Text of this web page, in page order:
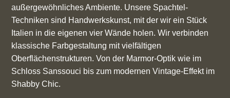
außergewöhnliches Ambiente. Unsere Spachtel-
Techniken sind Handwerkskunst, mit der wir ein Stück
Italien in die eigenen vier Wände holen. Wir verbinden
klassische Farbgestaltung mit vielfältigen
Oberflächenstrukturen. Von der Marmor-Optik wie im
Schloss Sanssouci bis zum modernen Vintage-Effekt im
Shabby Chic.